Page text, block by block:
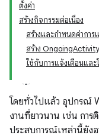
ตั้งค่า
สร้างกิจกรรมต่อเนื่อง
สร้างและกำหนดค่าการ
สร้าง OngoingActivity
ใช้กับการแจ้งเตือนแล
โดยทั่วไปแล้ว อุปกรณ์
งานที่ยาวนาน เช่น การ
ประสบการณ์เหล่านี้ยัง